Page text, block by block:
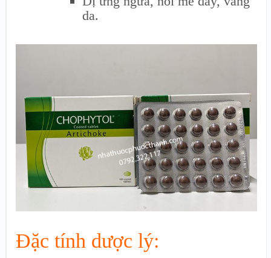
da.
Đặc tính dược lý: